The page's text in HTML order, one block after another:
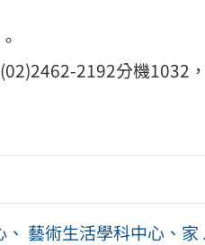
2192分機1032
藝術生活學科中心、家